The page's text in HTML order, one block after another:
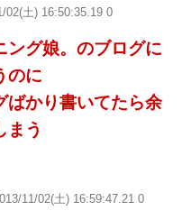
02(土) 16:50:35.19 0
ング娘。のブログに
のに
ばかり書いてたら余
まう
11/02(土) 16:59:47.21 0